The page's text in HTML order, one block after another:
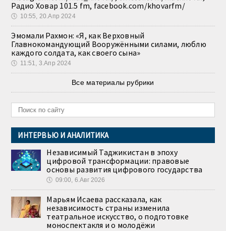
Радио Ховар 101.5 fm, facebook.com/khovarfm/
🕔 10:55, 20.Апр 2024
Эмомали Рахмон: «Я, как Верховный
Главнокомандующий Вооружёнными силами, люблю
каждого солдата, как своего сына»
🕔 11:51, 3.Апр 2024
Все материалы рубрики
ИНТЕРВЬЮ И АНАЛИТИКА
Независимый Таджикистан в эпоху
цифровой трансформации: правовые
основы развития цифрового государства
🕔 09:00, 6.Авг 2026
Марьям Исаева рассказала, как
независимость страны изменила
театральное искусство, о подготовке
моноспектакля и о молодёжи